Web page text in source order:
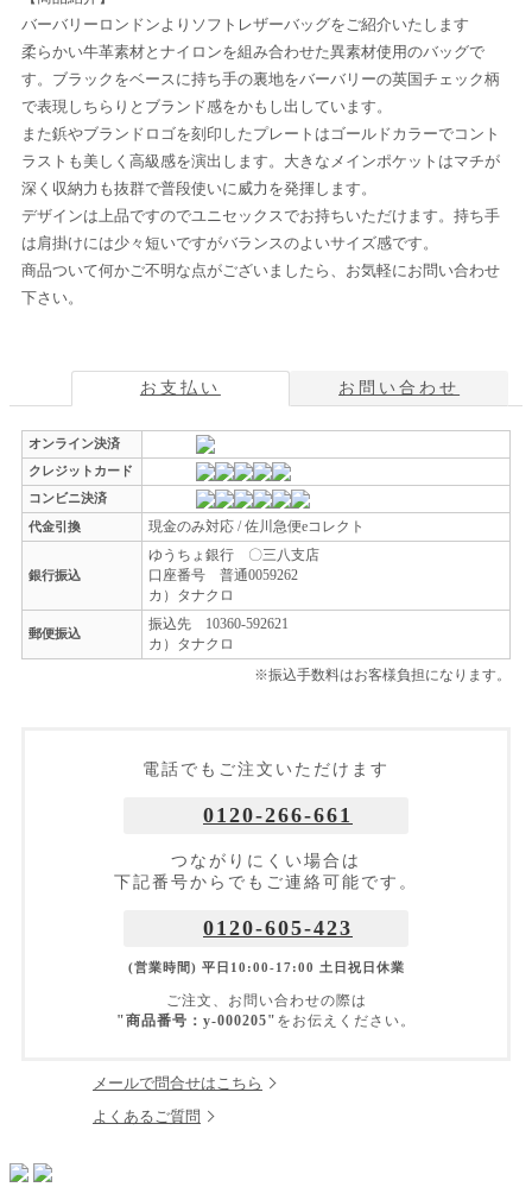
バーバリーロンドンよりソフトレザーバッグをご紹介いたします
柔らかい牛革素材とナイロンを組み合わせた異素材使用のバッグで
す。ブラックをベースに持ち手の裏地をバーバリーの英国チェック柄
で表現しちらりとブランド感をかもし出しています。
また鋲やブランドロゴを刻印したプレートはゴールドカラーでコント
ラストも美しく高級感を演出します。大きなメインポケットはマチが
深く収納力も抜群で普段使いに威力を発揮します。
デザインは上品ですのでユニセックスでお持ちいただけます。持ち手
は肩掛けには少々短いですがバランスのよいサイズ感です。
商品ついて何かご不明な点がございましたら、お気軽にお問い合わせ
下さい。
お支払い お問い合わせ
オンライン決済
クレジットカード
コンビニ決済
代金引換
現金のみ対応 / 佐川急便eコレクト
銀行振込
ゆうちょ銀行 〇三八支店
口座番号 普通0059262
カ）タナクロ
郵便振込
振込先 10360-592621
カ）タナクロ
※振込手数料はお客様負担になります。
電話でもご注文いただけます
0120-266-661
つながりにくい場合は
下記番号からでもご連絡可能です。
0120-605-423
(営業時間) 平日10:00-17:00 土日祝日休業
ご注文、お問い合わせの際は
"商品番号：y-000205" をお伝えください。
メールで問合せはこちら
よくあるご質問